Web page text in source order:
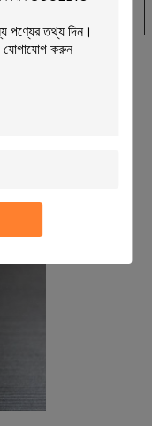
স্থিতিস্থাপক এবং মসৃণতা